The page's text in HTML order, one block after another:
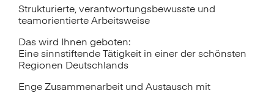
Strukturierte, verantwortungsbewusste und
teamorientierte Arbeitsweise
Das wird Ihnen geboten:
Eine sinnstiftende Tätigkeit in einer der schönsten
Regionen Deutschlands
Enge Zusammenarbeit und Austausch mit